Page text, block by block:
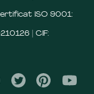
ISO 9001:
| CIF: